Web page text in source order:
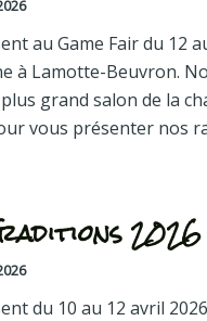
au Game Fair du 12
à Lamotte-Beuvron.
grand salon de la
vous présenter nos
2026
du 10 au 12 avril